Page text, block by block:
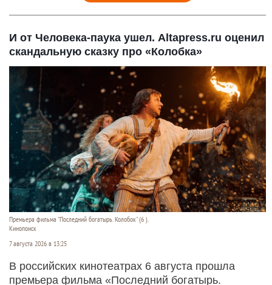
И от Человека-паука ушел. Altapress.ru оценил
скандальную сказку про «Колобка»
Премьера фильма "Последний богатырь. Колобок" (6 ).
Кинопоиск
7 августа 2026 в 13:25
В российских кинотеатрах 6 августа прошла
премьера фильма «Последний богатырь.